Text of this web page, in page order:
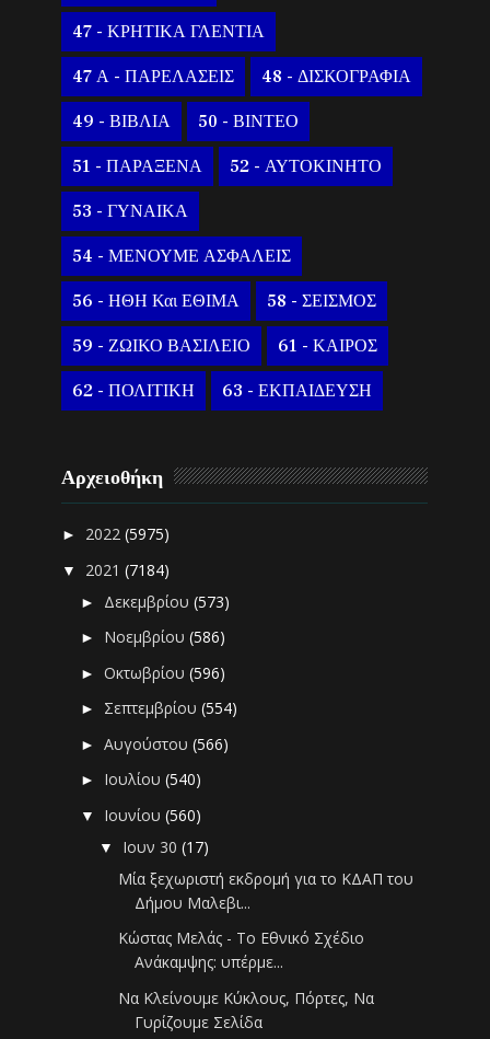
47 - ΚΡΗΤΙΚΑ ΓΛΕΝΤΙΑ
47 Α - ΠΑΡΕΛΑΣΕΙΣ 48 - ΔΙΣΚΟΓΡΑΦΙΑ
49 - ΒΙΒΛΙΑ 50 - ΒΙΝΤΕΟ
51 - ΠΑΡΑΞΕΝΑ 52 - ΑΥΤΟΚΙΝΗΤΟ
53 - ΓΥΝΑΙΚΑ
54 - ΜΕΝΟΥΜΕ ΑΣΦΑΛΕΙΣ
56 - ΗΘΗ Και ΕΘΙΜΑ 58 - ΣΕΙΣΜΟΣ
59 - ΖΩΙΚΟ ΒΑΣΙΛΕΙΟ 61 - ΚΑΙΡΟΣ
62 - ΠΟΛΙΤΙΚΗ 63 - ΕΚΠΑΙΔΕΥΣΗ
Αρχειοθήκη
► 2022(5975)
▼ 2021(7184)
► Δεκεμβρίου(573)
► Νοεμβρίου(586)
►Οκτωβρίου(596)
► Σεπτεμβρίου(554)
►Αυγούστου(566)
► Ιουλίου(540)
▼ Ιουνίου(560)
▼ Ιουν 30(17)
Μία ξεχωριστή εκδρομή για το ΚΔΑΠ του
Δήμου Μαλεβι...
Κώστας Μελάς - Το Εθνικό Σχέδιο
Ανάκαμψης: υπέρμε...
Να Κλείνουμε Κύκλους, Πόρτες, Να
Γυρίζουμε Σελίδα